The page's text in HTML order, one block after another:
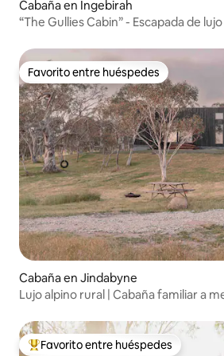
Cabaña en Ingebirah
“The Gullies Cabin” - Escapada de
Favorito entre huéspedes
Favorito entre huéspedes
Cabaña en Jindabyne
Lujo alpino rural | Cabaña familiar a
Favorito entre huéspedes preferido
Favorito entre huéspedes